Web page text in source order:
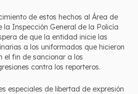
de estos hechos al Área de
la Inspección General de la Policía
de que la entidad inicie las
a los uniformados que hicieron
el fin de sancionar a los
contra los reporteros.
especiales de libertad de expresión